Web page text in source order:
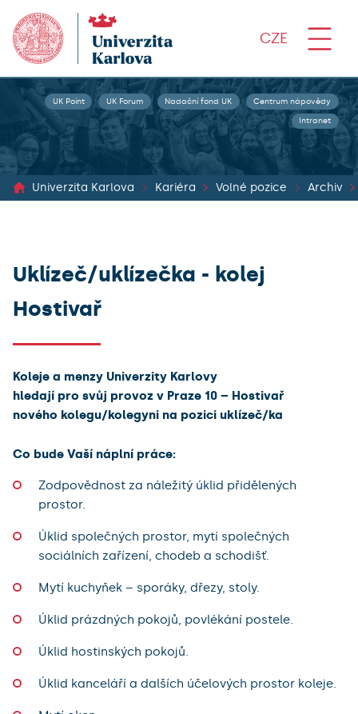
CZE
UK Point UK Forum Nadační fond UK Centrum nápovědy
Intranet
Univerzita Karlova Kariéra Volné pozice Archiv
Uklízeč/uklízečka - kolej
Hostivař
Koleje a menzy Univerzity Karlovy
hledají pro svůj provoz v Praze 10 – Hostivař
nového kolegu/kolegyni na pozici uklízeč/ka
Co bude Vaší náplní práce:
Zodpovědnost za náležitý úklid přidělených
prostor.
Úklid společných prostor, mytí společných
sociálních zařízení, chodeb a schodišť.
Mytí kuchyňek – sporáky, dřezy, stoly.
Úklid prázdných pokojů, povlékání postele.
Úklid hostinských pokojů.
Úklid kanceláří a dalších účelových prostor koleje.